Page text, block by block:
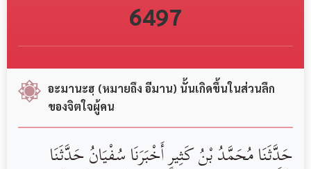
6497
อะมานะฮฺ (หมายถึง อีมาน) นั้นเกิดขึ้นในส่วนลึก
ของจิตใจผู้คน
‏حَدَّثَنَا ‏مُحَمَّدُ بْنُ كَثِيرٍ ‏أَخْبَرَنَا‏ ‏سُفْيَانُ ‏‏حَدَّثَنَا